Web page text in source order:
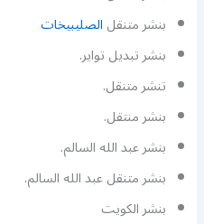
بنشر متنقلالصليبيخات
بنشر تبديل تواير.
تنشر متنقل.
بنشر منتقل.
بنشر عبد الله السالم.
بنشر متنقل عبد الله السالم.
بنشر الكويت